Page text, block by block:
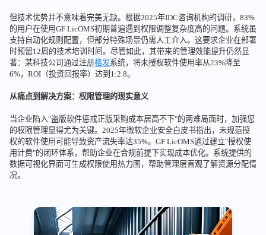
但技术优势并不意味着完美无缺。根据2025年IDC咨询机构的调研，83%
的用户在使用GF LicOMS初期普遍遇到权限调整复杂度高的问题。系统虽
支持自动化规则配置，但部分特殊场景仍需人工介入。这要求企业在部署
时预留12周的技术培训时间。尽管如此，其带来的管理效能提升仍然显
著：某科技公司通过注册格发系统，将未授权软件使用率从23%降至
6%，ROI（投资回报率）达到1:2.8。
从痛点到解决方案：权限管理的现实意义
当企业陷入"盗版软件惩戒正版采购成本居高不下"的两难局面时，加强您
的权限管理显得尤为关键。2025年微软企业安全白皮书指出，未规范授
权的软件使用可能导致资产流失率达35%。GF LicOMS通过建立"授权使
用计费"的闭环体系，帮助企业在合规前提下实现成本优化。系统提供的
数据可视化界面可生成权限使用热力图，帮助管理层直观了解资源分配情
况。